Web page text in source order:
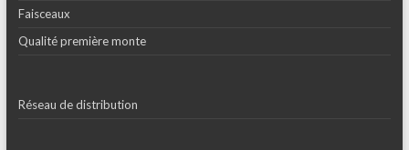
Faisceaux
Qualité première monte
Réseau de distribution